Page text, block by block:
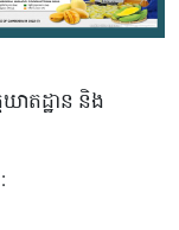
ាតដ្ឋាន និង